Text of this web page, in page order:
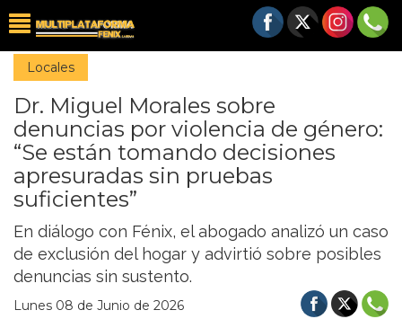
Locales
Dr. Miguel Morales sobre
denuncias por violencia de género:
“Se están tomando decisiones
apresuradas sin pruebas
suficientes”
En diálogo con Fénix, el abogado analizó un caso
de exclusión del hogar y advirtió sobre posibles
denuncias sin sustento.
Lunes 08 de Junio de 2026